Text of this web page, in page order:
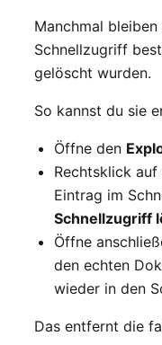
Manchmal
Schnellzugriff
gelöscht wurden.
So kannst du sie
Öffne den
Rechtsklick
Eintrag im
Schnellzugriff
Öffne
den echten
wieder in den
Das entfernt die